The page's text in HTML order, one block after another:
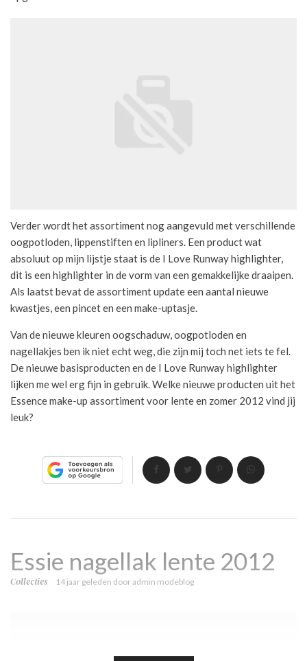
Verder wordt het assortiment nog aangevuld met verschillende
oogpotloden, lippenstiften en lipliners. Een product wat
absoluut op mijn lijstje staat is de I Love Runway highlighter,
dit is een highlighter in de vorm van een gemakkelijke draaipen.
Als laatst bevat de assortiment update een aantal nieuwe
kwastjes, een pincet en een make-uptasje.
Van de nieuwe kleuren oogschaduw, oogpotloden en
nagellakjes ben ik niet echt weg, die zijn mij toch net iets te fel.
De nieuwe basisproducten en de I Love Runway highlighter
lijken me wel erg fijn in gebruik. Welke nieuwe producten uit het
Essence make-up assortiment voor lente en zomer 2012 vind jij
leuk?
Essie nagellak lente 2012
Collecties 14 jaar geleden dooradmin modeblog